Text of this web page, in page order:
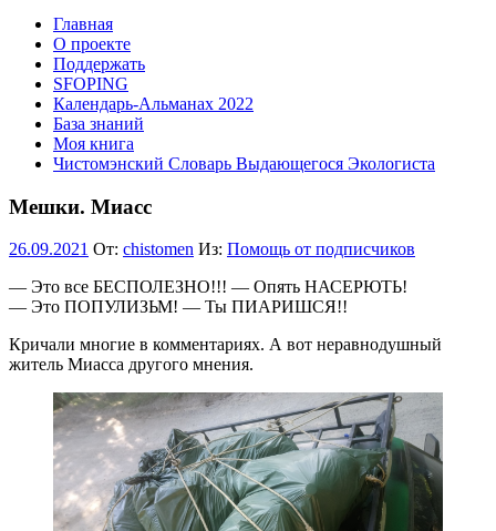
Главная
О проекте
Поддержать
SFOPING
Календарь-Альманах 2022
База знаний
Моя книга
Чистомэнский Словарь Выдающегося Экологиста
Мешки. Миасс
26.09.2021 От: chistomen Из: Помощь от подписчиков
— Это все БЕСПОЛЕЗНО!!! — Опять НАСЕРЮТЬ!
— Это ПОПУЛИЗЬМ! — Ты ПИАРИШСЯ!!
Кричали многие в комментариях. А вот неравнодушный
житель Миасса другого мнения.